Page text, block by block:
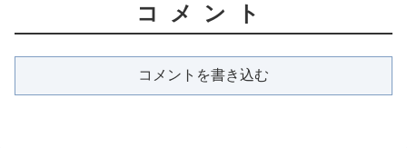
コメント
コメントを書き込む